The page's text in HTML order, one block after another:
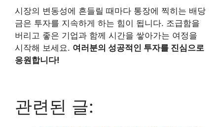
시장의 변동성에 흔들릴 때마다 통장에 찍히는 배당
금은 투자를 지속하게 하는 힘이 됩니다. 조급함을
버리고 좋은 기업과 함께 시간을 쌓아가는 여정을
시작해 보세요. 여러분의 성공적인 투자를 진심으로
응원합니다!
관련된 글: